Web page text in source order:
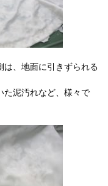
は、地面に引きずられる
た泥汚れなど、様々で